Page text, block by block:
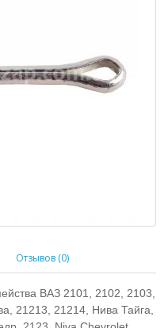
Отзывов (0)
ВАЗ 2101, 2102, 2103,
21213, 21214, Нива Тайга,